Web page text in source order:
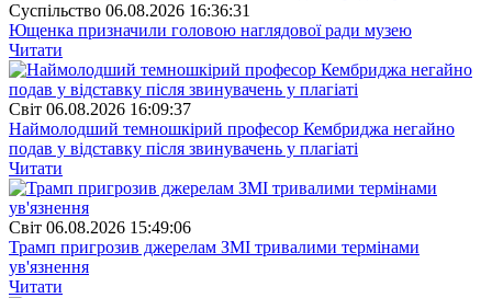
Суспiльство 06.08.2026 16:36:31
Ющенка призначили головою наглядової ради музею
Читати
Свiт 06.08.2026 16:09:37
Наймолодший темношкірий професор Кембриджа негайно
подав у відставку після звинувачень у плагіаті
Читати
Свiт 06.08.2026 15:49:06
Трамп пригрозив джерелам ЗМІ тривалими термінами
ув'язнення
Читати